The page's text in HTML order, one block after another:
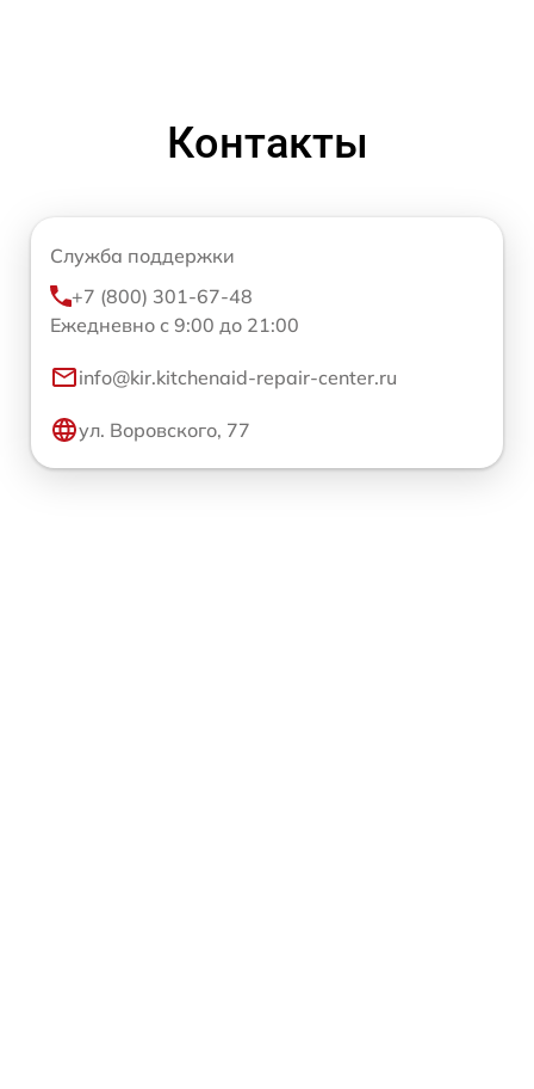
Контакты
Служба поддержки
+7 (800) 301-67-48
Ежедневно с 9:00 до 21:00
info@kir.kitchenaid-repair-center.ru
ул. Воровского, 77